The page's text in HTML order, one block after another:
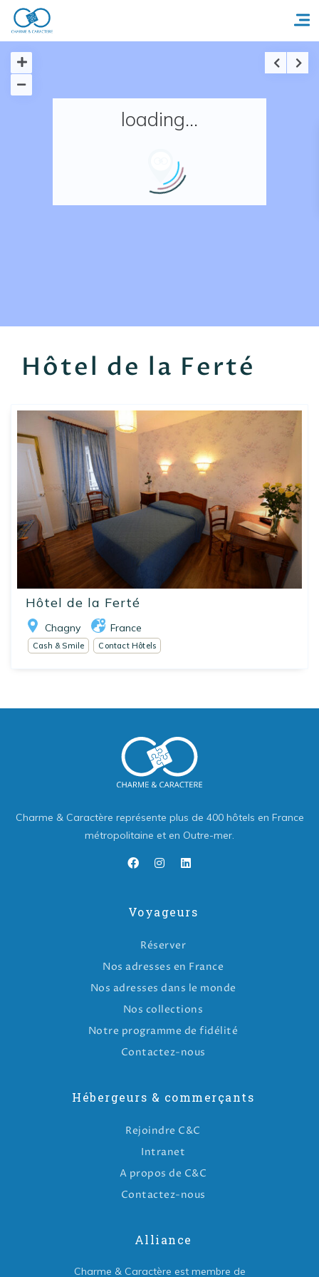
Accueil
Nos adresses en France
loading...
Hôtel de la Ferté
Hôtel de la Ferté
Chagny France
Cash & Smile Contact Hôtels
Charme & Caractère représente plus de 400 hôtels en France
métropolitaine et en Outre-mer.
Voyageurs
Réserver
Nos adresses en France
Nos adresses dans le monde
Nos collections
Notre programme de fidélité
Contactez-nous
Hébergeurs & commerçants
Rejoindre C&C
Intranet
A propos de C&C
Contactez-nous
Alliance
Charme & Caractère est membre de